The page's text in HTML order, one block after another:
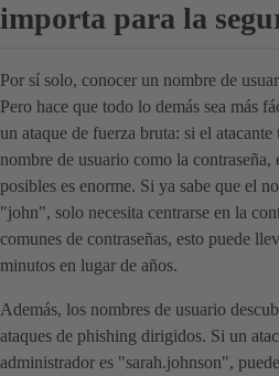
importa para la
Por sí solo, conocer un nombre de
Pero hace que todo lo demás sea más
un ataque de fuerza bruta: si el
nombre de usuario como la
posibles es enorme. Si ya sabe que el
"john", solo necesita centrarse en la
comunes de contraseñas, esto puede
minutos en lugar de años.
Además, los nombres de usuario
ataques de phishing dirigidos. Si un
administrador es "sarah.johnson",